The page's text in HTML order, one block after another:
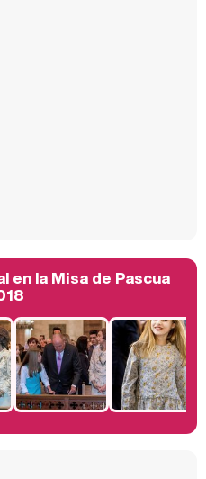
Manu Baqueiro: "Tuve como referente a Bruce Willis en 'Luz de Luna' para mi trabajo en la serie 'Perdiendo el juicio'"
en la Misa de Pascua